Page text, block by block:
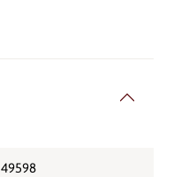
49598